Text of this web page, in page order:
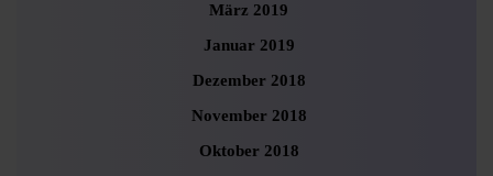
März 2019
Januar 2019
Dezember 2018
November 2018
Oktober 2018